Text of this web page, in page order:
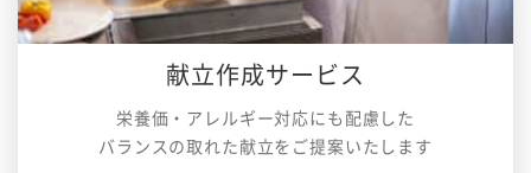
献立作成サービス
栄養価・アレルギー対応にも配慮した
バランスの取れた献立をご提案いたします